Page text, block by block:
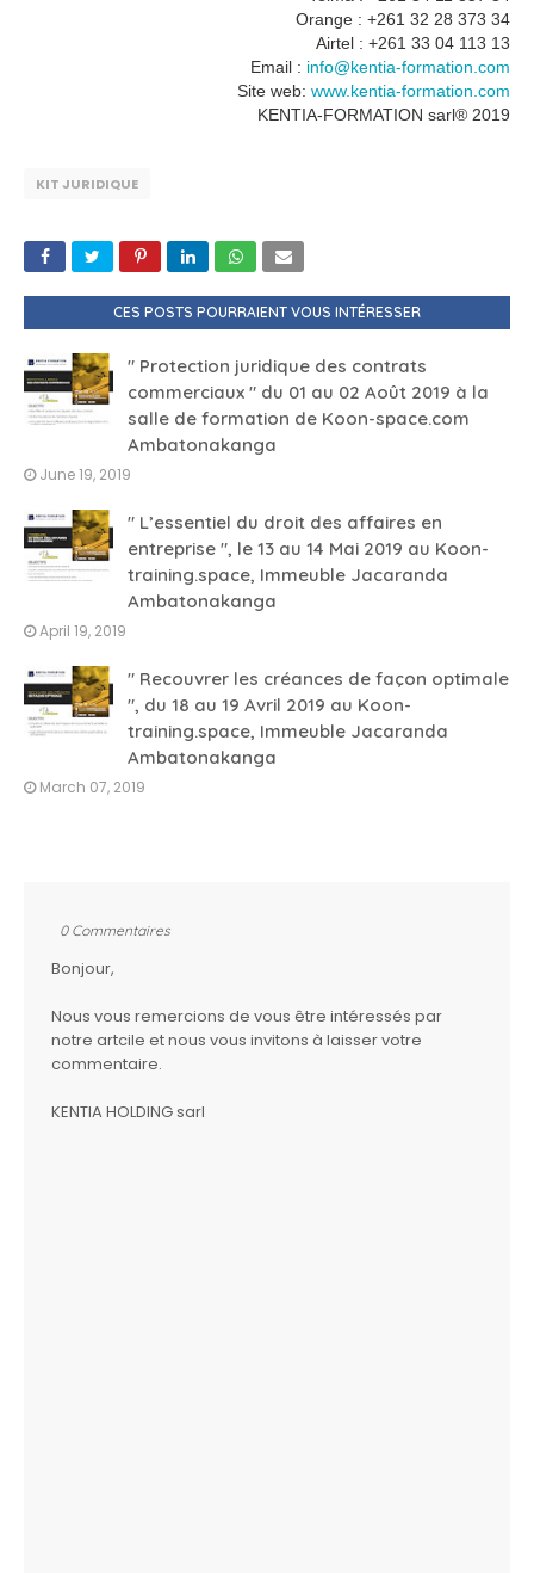
Orange : +261 32 28 373 34
Airtel : +261 33 04 113 13
Email : info@kentia-formation.com
Site web: www.kentia-formation.com
KENTIA-FORMATION sarl® 2019
KIT JURIDIQUE
CES POSTS POURRAIENT VOUS INTÉRESSER
" Protection juridique des contrats
commerciaux " du 01 au 02 Août 2019 à la
salle de formation de Koon-space.com
Ambatonakanga
June 19, 2019
" L’essentiel du droit des affaires en
entreprise ", le 13 au 14 Mai 2019 au Koon-
training.space, Immeuble Jacaranda
Ambatonakanga
April 19, 2019
" Recouvrer les créances de façon optimale
", du 18 au 19 Avril 2019 au Koon-
training.space, Immeuble Jacaranda
Ambatonakanga
March 07, 2019
0 Commentaires
Bonjour,
Nous vous remercions de vous être intéressés par
notre artcile et nous vous invitons à laisser votre
commentaire.
KENTIA HOLDING sarl